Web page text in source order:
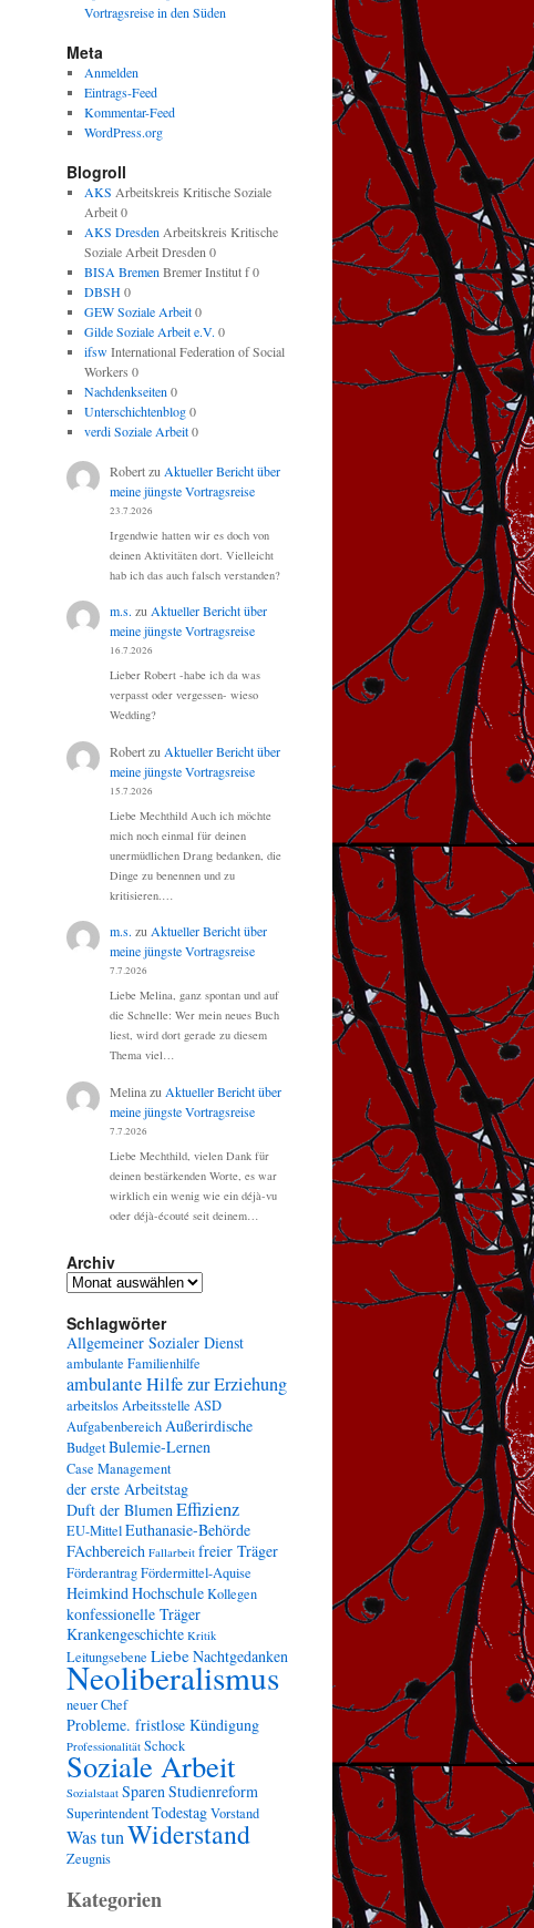
Vortragsreise in den Süden
Meta
Anmelden
Eintrags-Feed
Kommentar-Feed
WordPress.org
Blogroll
AKS Arbeitskreis Kritische Soziale
Arbeit 0
AKS Dresden Arbeitskreis Kritische
Soziale Arbeit Dresden 0
BISA Bremen Bremer Institut f 0
DBSH0
GEW Soziale Arbeit0
Gilde Soziale Arbeit e.V. 0
ifswInternational Federation of Social
Workers 0
Nachdenkseiten 0
Unterschichtenblog0
verdi Soziale Arbeit0
Robertzu Aktueller Bericht über
meine jüngste Vortragsreise
23.7.2026
Irgendwie hatten wir es doch von
deinen Aktivitäten dort. Vielleicht
hab ich das auch falsch verstanden?
m.s. zuAktueller Bericht über
meine jüngste Vortragsreise
16.7.2026
Lieber Robert -habe ich da was
verpasst oder vergessen- wieso
Wedding?
Robertzu Aktueller Bericht über
meine jüngste Vortragsreise
15.7.2026
Liebe Mechthild Auch ich möchte
mich noch einmal für deinen
unermüdlichen Drang bedanken, die
Dinge zu benennen und zu
kritisieren.…
m.s. zuAktueller Bericht über
meine jüngste Vortragsreise
7.7.2026
Liebe Melina, ganz spontan und auf
die Schnelle: Wer mein neues Buch
liest, wird dort gerade zu diesem
Thema viel…
Melinazu Aktueller Bericht über
meine jüngste Vortragsreise
7.7.2026
Liebe Mechthild, vielen Dank für
deinen bestärkenden Worte, es war
wirklich ein wenig wie ein déjà-vu
oder déjà-écouté seit deinem…
Archiv
Archiv
Schlagwörter
Allgemeiner Sozialer Dienst
ambulante Familienhilfe
ambulante Hilfe zur Erziehung
arbeitslosArbeitsstelle ASD
Aufgabenbereich Außerirdische
BudgetBulemie-Lernen
Case Management
der erste Arbeitstag
Duft der Blumen Effizienz
EU-MittelEuthanasie-Behörde
FAchbereich Fallarbeit freier Träger
FörderantragFördermittel-Aquise
Heimkind HochschuleKollegen
konfessionelle Träger
Krankengeschichte Kritik
Leitungsebene LiebeNachtgedanken
Neoliberalismus
neuer Chef
Probleme. fristlose Kündigung
Professionalität Schock
Soziale Arbeit
Sozialstaat Sparen Studienreform
SuperintendentTodestagVorstand
Was tunWiderstand
Zeugnis
Kategorien